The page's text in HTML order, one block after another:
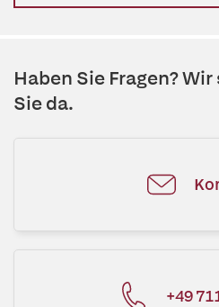
Haben Sie Fragen?
Sie da.
+49